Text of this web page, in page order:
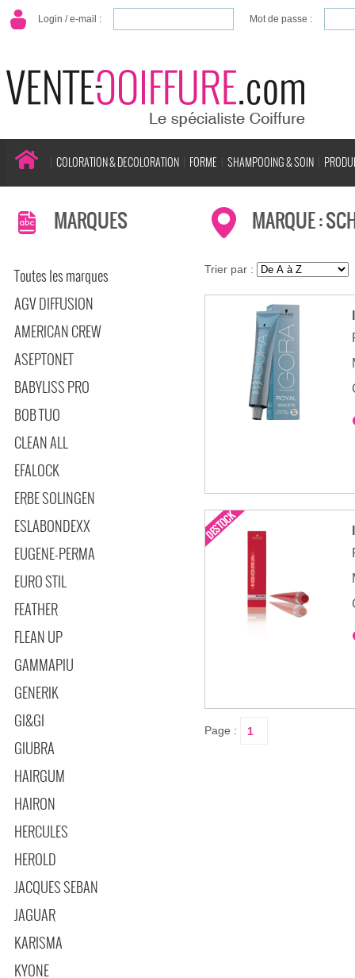
Login / e-mail : Mot de passe :
COLORATION & DECOLORATION FORME SHAMPOOING & SOIN
MARQUES
Toutes les marques
AGV DIFFUSION
AMERICAN CREW
ASEPTONET
BABYLISS PRO
BOB TUO
CLEAN ALL
EFALOCK
ERBE SOLINGEN
ESLABONDEXX
EUGENE-PERMA
EURO STIL
FEATHER
FLEAN UP
GAMMAPIU
GENERIK
GI&GI
GIUBRA
HAIRGUM
HAIRON
HERCULES
HEROLD
JACQUES SEBAN
JAGUAR
KARISMA
KYONE
MARQUE :
Trier par :
Page :